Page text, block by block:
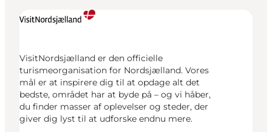
VisitNordsjælland er den officielle
turismeorganisation for Nordsjælland. Vores
mål er at inspirere dig til at opdage alt det
bedste, området har at byde på – og vi håber,
du finder masser af oplevelser og steder, der
giver dig lyst til at udforske endnu mere.